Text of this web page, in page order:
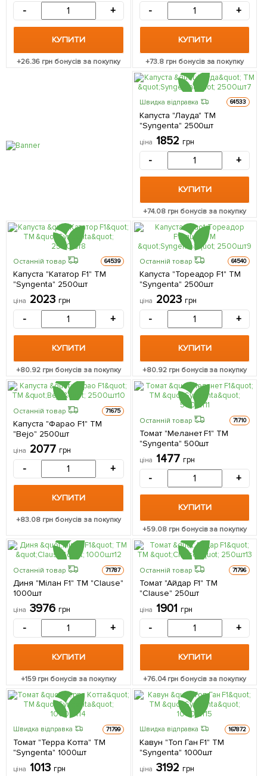
- +
КУПИТИ
+26.36 грн бонусів за покупку
- +
КУПИТИ
+73.8грн бонусів за покупку
Швидка відправка 64533
Капуста "Лауда" ТМ
"Syngenta" 2500шт
ціна 1852 грн
- +
КУПИТИ
+74.08 грн бонусів за покупку
Останній товар 64539
Капуста "Кататор F1" ТМ
"Syngenta" 2500шт
ціна 2023 грн
- +
КУПИТИ
+80.92грн бонусів за покупку
Останній товар 64540
Капуста "Тореадор F1" ТМ
"Syngenta" 2500шт
ціна 2023 грн
- +
КУПИТИ
+80.92грн бонусів за покупку
Останній товар 71675
Капуста "Фарао F1" ТМ
"Bejo" 2500шт
ціна 2077 грн
- +
КУПИТИ
+83.08грн бонусів за покупку
Останній товар 71710
Томат "Меланет F1" ТМ
"Syngenta" 500шт
ціна 1477 грн
- +
КУПИТИ
+59.08грн бонусів за покупку
Останній товар 71787
Диня "Мілан F1" ТМ "Clause"
1000шт
ціна 3976 грн
- +
КУПИТИ
+159грн бонусів за покупку
Останній товар 71796
Томат "Айдар F1" ТМ
"Clause" 250шт
ціна 1901 грн
- +
КУПИТИ
+76.04грн бонусів за покупку
Швидка відправка 71799
Томат "Терра Котта" ТМ
"Syngenta" 1000шт
ціна 1013 грн
Швидка відправка 167872
Кавун "Топ Ган F1" ТМ
"Syngenta" 1000шт
ціна 3192 грн